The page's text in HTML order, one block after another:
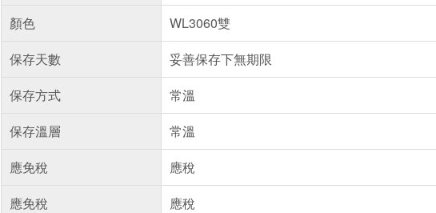
顏色
WL3060雙
保存天數
妥善保存下無期限
保存方式
常溫
保存溫層
常溫
應免稅
應稅
應免稅
應稅